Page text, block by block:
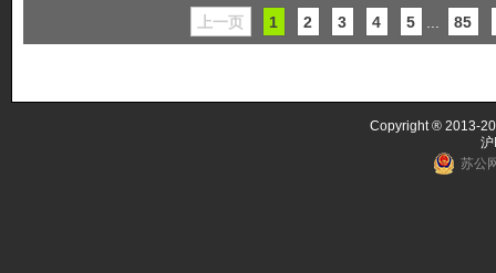
上一页 1 2 3 4 5 85
Copyright ® 2013-
苏公